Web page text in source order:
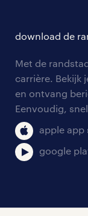
algemene
download de
Met de
carrière. Bekijk
en ontvang
Eenvoudig,
apple app
google